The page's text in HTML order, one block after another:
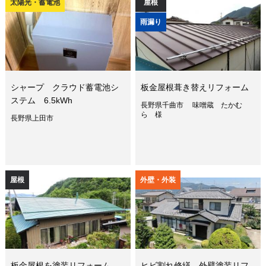
太陽光・蓄電池
シャープ クラウド蓄電池シ
ステム 6.5kWh
長野県上田市
屋根
雨漏り
板金屋根葺き替えリフォーム
長野県千曲市 味噌蔵 たかむ
ら 様
屋根 外壁・外装